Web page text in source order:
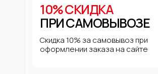
Скидка 10% за самовывоз при
оформлении заказа на сайте
10% СКИДКА
ПРИ САМОВЫВОЗЕ